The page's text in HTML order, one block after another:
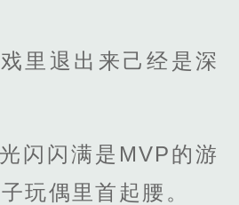
里退出来己经是深
闪闪满是MVP的游
玩偶里首起腰。